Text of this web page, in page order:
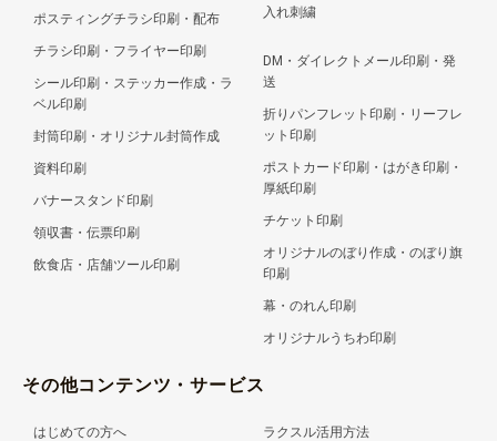
ポスティングチラシ印刷・配布
チラシ印刷・フライヤー印刷
シール印刷・ステッカー作成・ラ
ベル印刷
封筒印刷・オリジナル封筒作成
資料印刷
バナースタンド印刷
領収書・伝票印刷
飲食店・店舗ツール印刷
入れ刺繍
DM・ダイレクトメール印刷・発
送
折りパンフレット印刷・リーフレ
ット印刷
ポストカード印刷・はがき印刷・
厚紙印刷
チケット印刷
オリジナルのぼり作成・のぼり旗
印刷
幕・のれん印刷
オリジナルうちわ印刷
その他コンテンツ・サービス
はじめての方へ ラクスル活用方法